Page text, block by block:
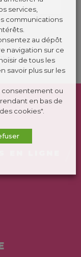
services,
communications
au dépôt
navigation sur ce
de tous les
savoir plus sur les
consentement ou
en bas de
cookies".